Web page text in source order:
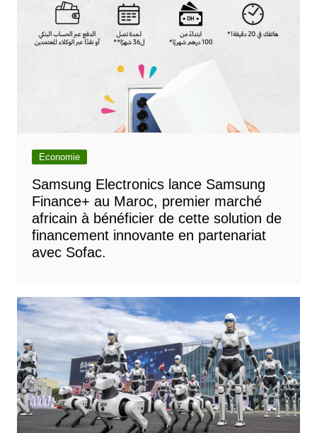
Economie
Samsung Electronics lance Samsung
Finance+ au Maroc, premier marché
africain à bénéficier de cette solution de
financement innovante en partenariat
avec Sofac.